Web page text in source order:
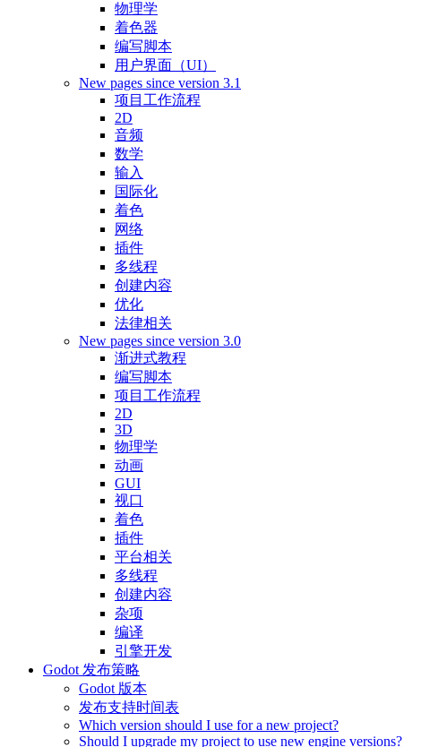
物理学
着色器
编写脚本
用户界面（UI）
New pages since version 3.1
项目工作流程
2D
音频
数学
输入
国际化
着色
网络
插件
多线程
创建内容
优化
法律相关
New pages since version 3.0
渐进式教程
编写脚本
项目工作流程
2D
3D
物理学
动画
GUI
视口
着色
插件
平台相关
多线程
创建内容
杂项
编译
引擎开发
Godot 发布策略
Godot 版本
发布支持时间表
Which version should I use for a new project?
Should I upgrade my project to use new engine versions?